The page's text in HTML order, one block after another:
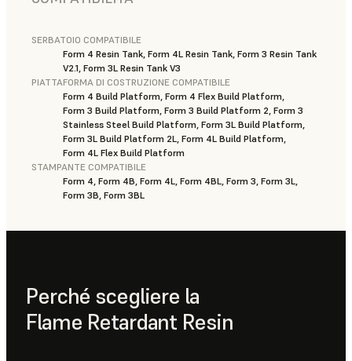
SERBATOIO COMPATIBILE
Form 4 Resin Tank, Form 4L Resin Tank, Form 3 Resin Tank
V2.1, Form 3L Resin Tank V3
PIATTAFORMA DI COSTRUZIONE COMPATIBILE
Form 4 Build Platform, Form 4 Flex Build Platform,
Form 3 Build Platform, Form 3 Build Platform 2, Form 3
Stainless Steel Build Platform, Form 3L Build Platform,
Form 3L Build Platform 2L, Form 4L Build Platform,
Form 4L Flex Build Platform
STAMPANTE COMPATIBILE
Form 4, Form 4B, Form 4L, Form 4BL, Form 3, Form 3L,
Form 3B, Form 3BL
Perché scegliere la
Flame Retardant Resin